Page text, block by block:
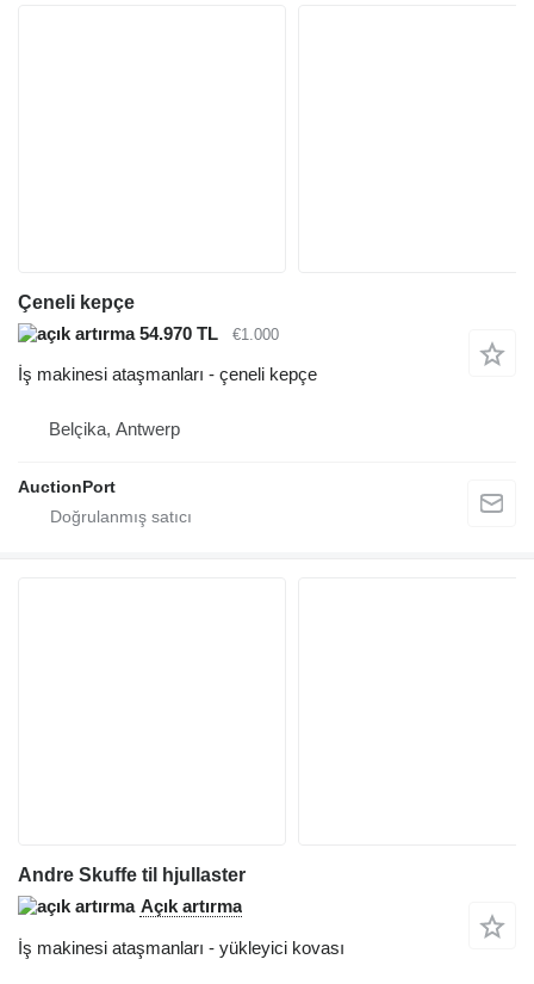
Çeneli kepçe
54.970 TL
€1.000
İş makinesi ataşmanları - çeneli kepçe
Belçika, Antwerp
AuctionPort
Andre Skuffe til hjullaster
Açık artırma
İş makinesi ataşmanları - yükleyici kovası